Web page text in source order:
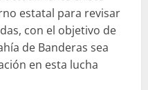
estatal para revisar
con el objetivo de
de Banderas sea
en esta lucha